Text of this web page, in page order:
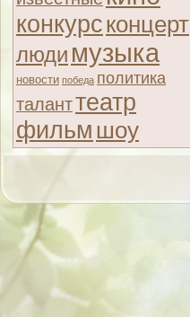
конкурсконцерт
люди музыка
новости победа политика
таланттеатр
фильм шоу